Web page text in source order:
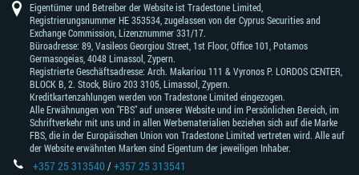
Eigentümer und Betreiber der Website ist Tradestone Limited,
Registrierungsnummer HE 353534, zugelassen von der Cyprus Securities and
Exchange Commission, Lizenznummer 331/17.
Büroadresse: 89, Vasileos Georgiou Street, 1st Floor, Office 101, Potamos
Germasogeias, 4048 Limassol, Zypern.
Registrierte Geschäftsadresse: Arch. Makariou 111 & Vyronos Р. LORDOS CENTER,
BLOCK В, 2. Stock, Büro 203 3105, Limassol, Zypern.
Kreditkartenzahlungen werden von Tradestone Limited eingezogen.
Alle Erwähnungen von "FBS" auf unserer Website und im Persönlichen Bereich, im
Schriftverkehr mit uns und in allen Werbematerialien beziehen sich auf die Marke
FBS, die in der Europäischen Union von Tradestone Limited vertreten wird. Alle auf
der Website erwähnten Marken sind Eigentum der jeweiligen Inhaber.
+357 25 313540/+357 25 313541